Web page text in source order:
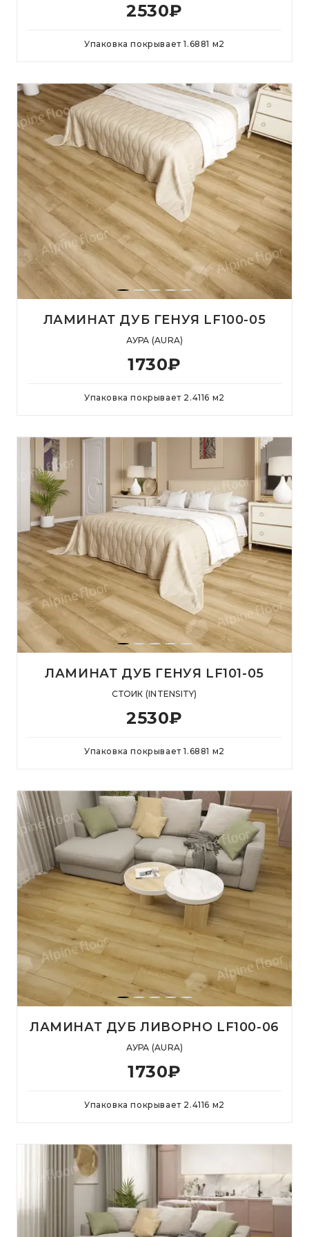
2530₽
Упаковка покрывает1.6881 м2
ЛАМИНАТ ДУБ ГЕНУЯ LF100-05
АУРА (AURA)
1730₽
Упаковка покрывает 2.4116 м2
ЛАМИНАТ ДУБ ГЕНУЯ LF101-05
СТОИК (INTENSITY)
2530₽
Упаковка покрывает1.6881 м2
ЛАМИНАТ ДУБ ЛИВОРНО LF100-06
АУРА (AURA)
1730₽
Упаковка покрывает 2.4116 м2